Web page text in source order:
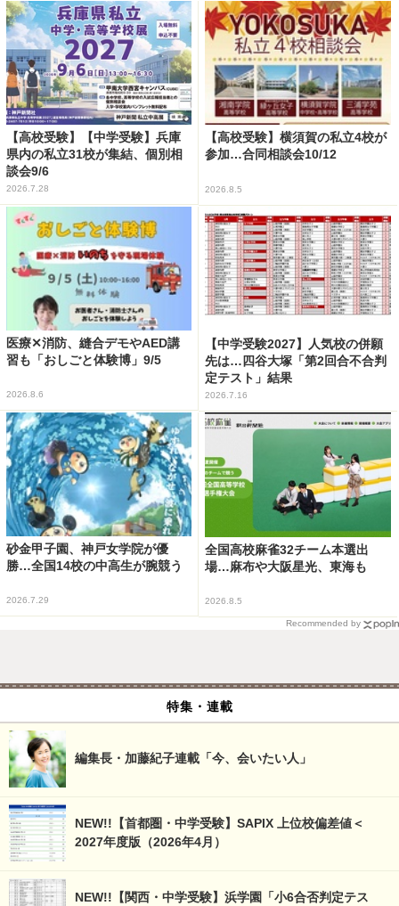
【高校受験】【中学受験】兵庫
県内の私立31校が集結、個別相
談会9/6
2026.7.28
【高校受験】横須賀の私立4校が
参加…合同相談会10/12
2026.8.5
医療✕消防、縫合デモやAED講
習も「おしごと体験博」9/5
2026.8.6
【中学受験2027】人気校の併願
先は…四谷大塚「第2回合不合判
定テスト」結果
2026.7.16
砂金甲子園、神戸女学院が優
勝…全国14校の中高生が腕競う
2026.7.29
全国高校麻雀32チーム本選出
場…麻布や大阪星光、東海も
2026.8.5
Recommended by
特集・連載
編集長・加藤紀子連載「今、会いたい人」
NEW!!【首都圏・中学受験】SAPIX 上位校偏差値＜
2027年度版（2026年4月）
NEW!!【関西・中学受験】浜学園「小6合否判定テス